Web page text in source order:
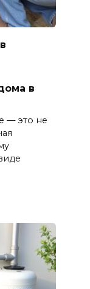
в
— это не